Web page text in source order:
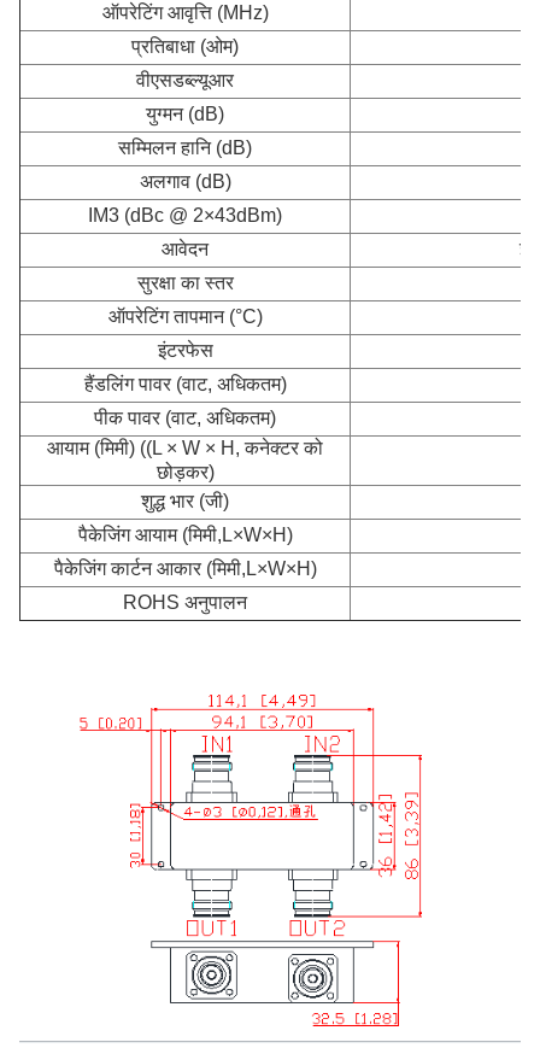
ऑपरेटिंग आवृत्ति (MHz)
प्रतिबाधा (ओम)
वीएसडब्ल्यूआर
युग्मन (dB)
सम्मिलन हानि (dB)
अलगाव (dB)
IM3 (dBc @ 2×43dBm)
आवेदन
सुरक्षा का स्तर
ऑपरेटिंग तापमान (°C)
इंटरफेस
हैंडलिंग पावर (वाट, अधिकतम)
पीक पावर (वाट, अधिकतम)
आयाम (मिमी) ((L × W × H, कनेक्टर को
छोड़कर)
शुद्ध भार (जी)
पैकेजिंग आयाम (मिमी,L×W×H)
पैकेजिंग कार्टन आकार (मिमी,L×W×H)
ROHS अनुपालन